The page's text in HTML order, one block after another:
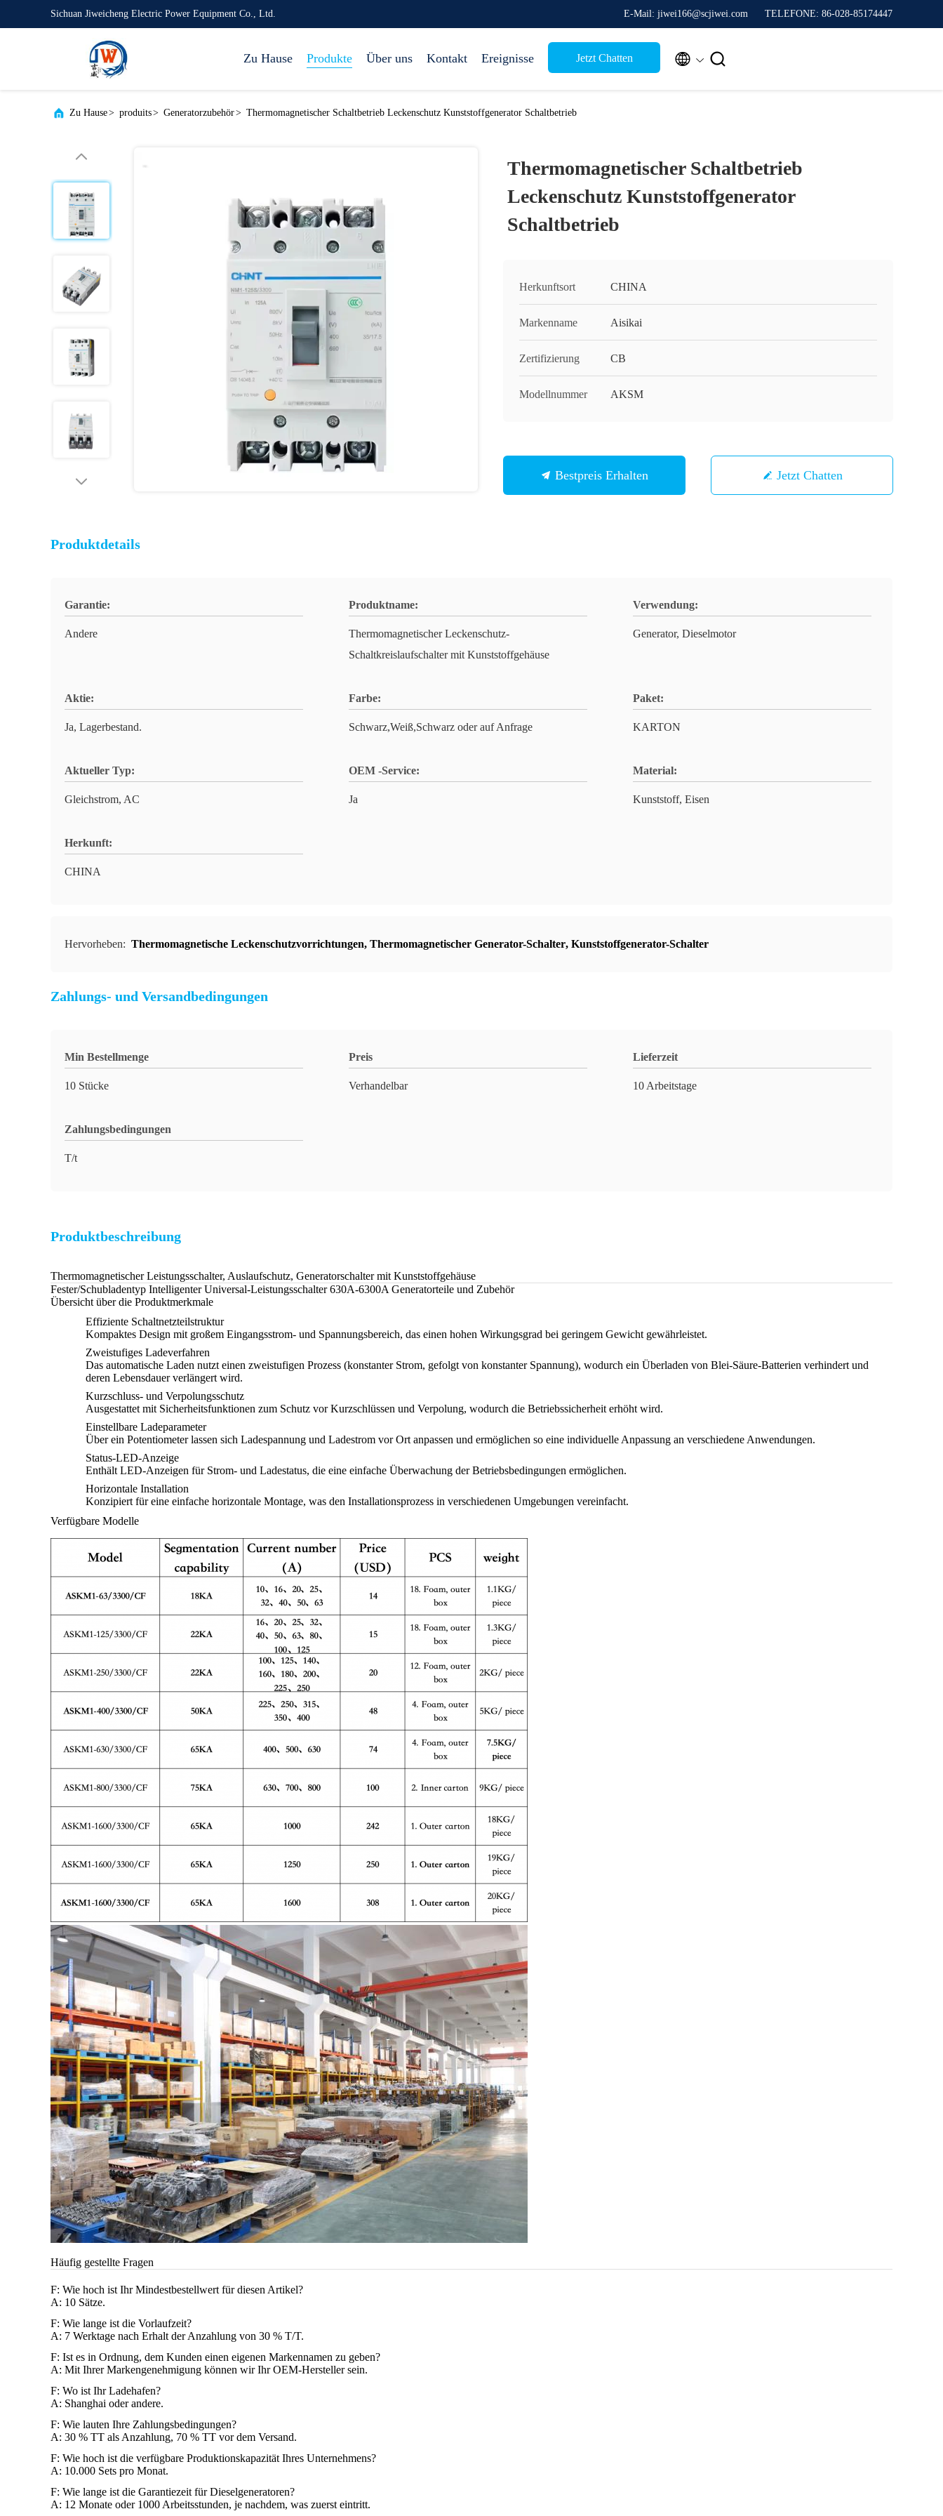
Sichuan Jiweicheng Electric Power Equipment Co., Ltd. E-Mail: jiwei166@scjiwei.com TELEFONE: 86-028-85174447
Zu Hause Produkte Über uns Kontakt Ereignisse Jetzt Chatten  
Zu Hause> produits> Generatorzubehör> Thermomagnetischer Schaltbetrieb Leckenschutz Kunststoffgenerator Schaltbetrieb
Thermomagnetischer Schaltbetrieb
Leckenschutz Kunststoffgenerator
Schaltbetrieb
Herkunftsort CHINA
Markenname Aisikai
Zertifizierung CB
Modellnummer AKSM
Bestpreis Erhalten Jetzt Chatten
Produktdetails
Garantie:
Andere
Produktname:
Thermomagnetischer Leckenschutz-
Schaltkreislaufschalter mit Kunststoffgehäuse
Verwendung:
Generator, Dieselmotor
Aktie:
Ja, Lagerbestand.
Farbe:
Schwarz,Weiß,Schwarz oder auf Anfrage
Paket:
KARTON
Aktueller Typ:
Gleichstrom, AC
OEM -Service:
Ja
Material:
Kunststoff, Eisen
Herkunft:
CHINA
Hervorheben: Thermomagnetische Leckenschutzvorrichtungen, Thermomagnetischer Generator-Schalter, Kunststoffgenerator-Schalter
Zahlungs- und Versandbedingungen
Min Bestellmenge
10 Stücke
Preis
Verhandelbar
Lieferzeit
10 Arbeitstage
Zahlungsbedingungen
T/t
Produktbeschreibung
Thermomagnetischer Leistungsschalter, Auslaufschutz, Generatorschalter mit Kunststoffgehäuse
Fester/Schubladentyp Intelligenter Universal-Leistungsschalter 630A-6300A Generatorteile und Zubehör
Übersicht über die Produktmerkmale
Effiziente Schaltnetzteilstruktur
Kompaktes Design mit großem Eingangsstrom- und Spannungsbereich, das einen hohen Wirkungsgrad bei geringem Gewicht gewährleistet.
Zweistufiges Ladeverfahren
Das automatische Laden nutzt einen zweistufigen Prozess (konstanter Strom, gefolgt von konstanter Spannung), wodurch ein Überladen von Blei-Säure-Batterien verhindert und
deren Lebensdauer verlängert wird.
Kurzschluss- und Verpolungsschutz
Ausgestattet mit Sicherheitsfunktionen zum Schutz vor Kurzschlüssen und Verpolung, wodurch die Betriebssicherheit erhöht wird.
Einstellbare Ladeparameter
Über ein Potentiometer lassen sich Ladespannung und Ladestrom vor Ort anpassen und ermöglichen so eine individuelle Anpassung an verschiedene Anwendungen.
Status-LED-Anzeige
Enthält LED-Anzeigen für Strom- und Ladestatus, die eine einfache Überwachung der Betriebsbedingungen ermöglichen.
Horizontale Installation
Konzipiert für eine einfache horizontale Montage, was den Installationsprozess in verschiedenen Umgebungen vereinfacht.
Verfügbare Modelle
Häufig gestellte Fragen
F: Wie hoch ist Ihr Mindestbestellwert für diesen Artikel?
A: 10 Sätze.
F: Wie lange ist die Vorlaufzeit?
A: 7 Werktage nach Erhalt der Anzahlung von 30 % T/T.
F: Ist es in Ordnung, dem Kunden einen eigenen Markennamen zu geben?
A: Mit Ihrer Markengenehmigung können wir Ihr OEM-Hersteller sein.
F: Wo ist Ihr Ladehafen?
A: Shanghai oder andere.
F: Wie lauten Ihre Zahlungsbedingungen?
A: 30 % TT als Anzahlung, 70 % TT vor dem Versand.
F: Wie hoch ist die verfügbare Produktionskapazität Ihres Unternehmens?
A: 10.000 Sets pro Monat.
F: Wie lange ist die Garantiezeit für Dieselgeneratoren?
A: 12 Monate oder 1000 Arbeitsstunden, je nachdem, was zuerst eintritt.